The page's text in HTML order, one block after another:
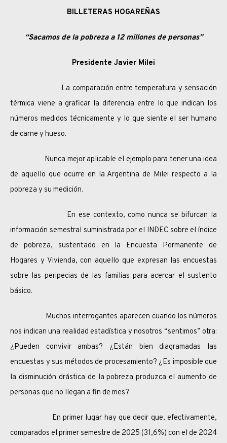
BILLETERAS HOGAREÑAS
“Sacamos de la pobreza a 12 millones de personas”
Presidente Javier Milei
La comparación entre temperatura y sensación
térmica viene a graficar la diferencia entre lo que indican los
números medidos técnicamente y lo que siente el ser humano
de carne y hueso.
Nunca mejor aplicable el ejemplo para tener una idea
de aquello que ocurre en la Argentina de Milei respecto a la
pobreza y su medición.
En ese contexto, como nunca se bifurcan la
información semestral suministrada por el INDEC sobre el índice
de pobreza, sustentado en la Encuesta Permanente de
Hogares y Vivienda, con aquello que expresan las encuestas
sobre las peripecias de las familias para acercar el sustento
básico.
Muchos interrogantes aparecen cuando los números
nos indican una realidad estadística y nosotros “sentimos” otra:
¿Pueden convivir ambas? ¿Están bien diagramadas las
encuestas y sus métodos de procesamiento? ¿Es imposible que
la disminución drástica de la pobreza produzca el aumento de
personas que no llegan a fin de mes?
En primer lugar hay que decir que, efectivamente,
comparados el primer semestre de 2025 (31,6%) con el de 2024